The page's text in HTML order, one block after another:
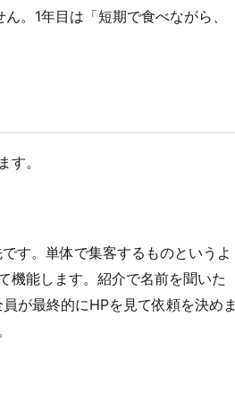
。1年目は「短期で食べながら、
す。
す。単体で集客するものというよ
機能します。紹介で名前を聞いた
が最終的にHPを見て依頼を決めま